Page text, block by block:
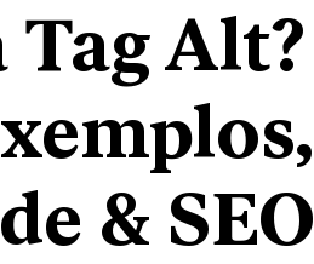
Tag Alt?
& SEO